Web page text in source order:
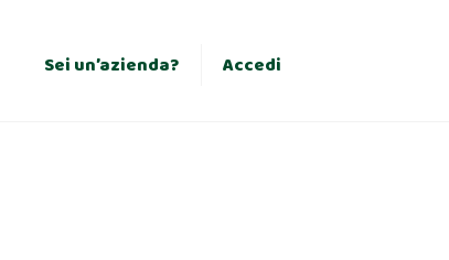
Sei un’azienda? Accedi